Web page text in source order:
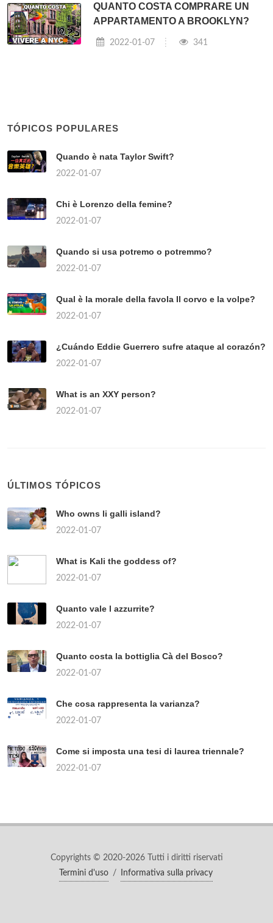
QUANTO COSTA COMPRARE UN
APPARTAMENTO A BROOKLYN?
2022-01-07 341
TÓPICOS POPULARES
Quando è nata Taylor Swift?
2022-01-07
Chi è Lorenzo della femine?
2022-01-07
Quando si usa potremo o potremmo?
2022-01-07
Qual è la morale della favola Il corvo e la volpe?
2022-01-07
¿Cuándo Eddie Guerrero sufre ataque al corazón?
2022-01-07
What is an XXY person?
2022-01-07
ÚLTIMOS TÓPICOS
Who owns li galli island?
2022-01-07
What is Kali the goddess of?
2022-01-07
Quanto vale l azzurrite?
2022-01-07
Quanto costa la bottiglia Cà del Bosco?
2022-01-07
Che cosa rappresenta la varianza?
2022-01-07
Come si imposta una tesi di laurea triennale?
2022-01-07
Copyrights © 2020-2026 Tutti i diritti riservati
Termini d'uso
/ Informativa sulla privacy